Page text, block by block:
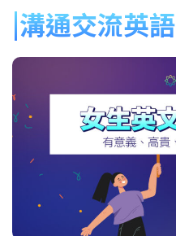
溝通交流英語